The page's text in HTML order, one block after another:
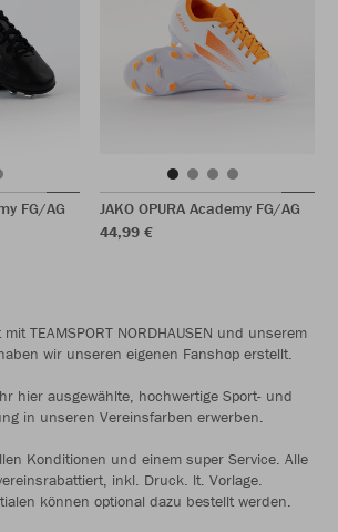
FG/AG
JAKO OPURA Academy FG/AG
44,99 €
TEAMSPORT NORDHAUSEN und unserem
wir unseren eigenen Fanshop erstellt.
hier ausgewählte, hochwertige Sport- und
in unseren Vereinsfarben erwerben.
Konditionen und einem super Service. Alle
inkl. Druck. lt. Vorlage.
können optional dazu bestellt werden.